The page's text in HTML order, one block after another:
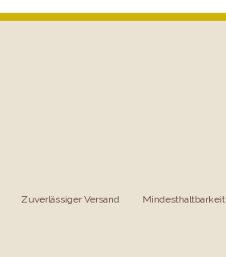
Zuverlässiger Versand Mindesthaltbarkeit